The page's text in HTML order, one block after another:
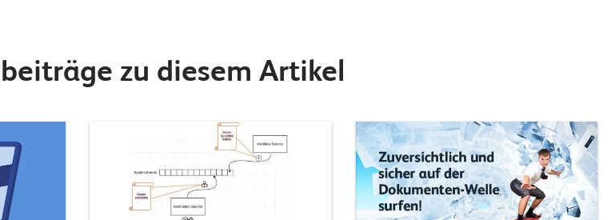
zu diesem Artikel